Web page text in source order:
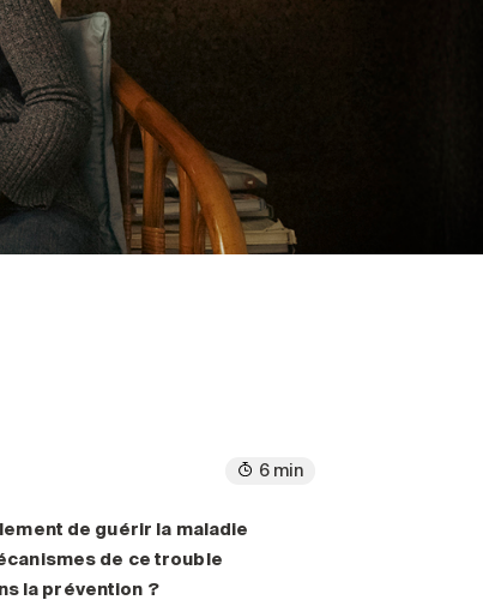
6 min
de guérir la maladie
de ce trouble
la prévention ?